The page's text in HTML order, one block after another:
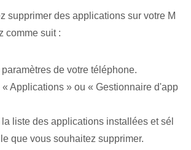
supprimer des applications sur votre M
comme suit :
de votre téléphone.
Applications » ou « Gestionnaire d'app
liste des applications installées et sél
que vous souhaitez supprimer.